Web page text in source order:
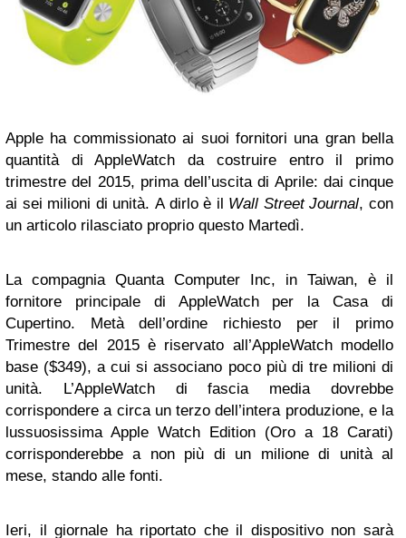
Apple ha commissionato ai suoi fornitori una gran bella
quantità di AppleWatch da costruire entro il primo
trimestre del 2015, prima dell’uscita di Aprile: dai cinque
ai sei milioni di unità. A dirlo è il Wall Street Journal, con
un articolo rilasciato proprio questo Martedì.
La compagnia Quanta Computer Inc, in Taiwan, è il
fornitore principale di AppleWatch per la Casa di
Cupertino. Metà dell’ordine richiesto per il primo
Trimestre del 2015 è riservato all’AppleWatch modello
base ($349), a cui si associano poco più di tre milioni di
unità. L’AppleWatch di fascia media dovrebbe
corrispondere a circa un terzo dell’intera produzione, e la
lussuosissima Apple Watch Edition (Oro a 18 Carati)
corrisponderebbe a non più di un milione di unità al
mese, stando alle fonti.
Ieri, il giornale ha riportato che il dispositivo non sarà